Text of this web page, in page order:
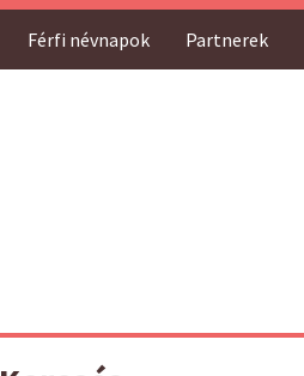
Férfi névnapok Partnerek